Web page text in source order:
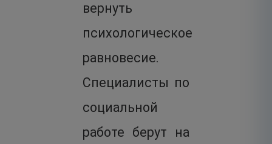
вернуть
психологическое
равновесие.
Специалисты по
социальной
работе берут на